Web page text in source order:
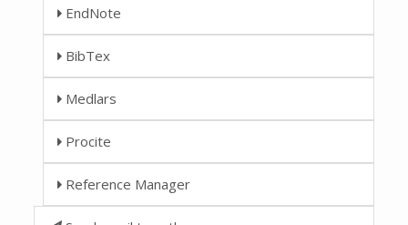
EndNote
BibTex
Medlars
Procite
Reference Manager